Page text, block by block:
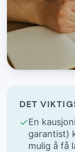
DET
En
garantist)
mulig å få